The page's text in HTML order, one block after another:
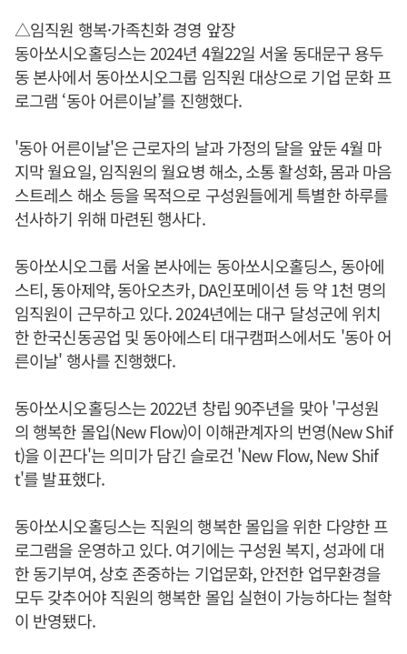
△임직원 행복·가족친화 경영 앞장
동아쏘시오홀딩스는 2024년 4월22일 서울 동대문구 용두
동 본사에서 동아쏘시오그룹 임직원 대상으로 기업 문화 프
로그램 ‘동아 어른이날’를 진행했다.
'동아 어른이날'은 근로자의 날과 가정의 달을 앞둔 4월 마
지막 월요일, 임직원의 월요병 해소, 소통 활성화, 몸과 마음
스트레스 해소 등을 목적으로 구성원들에게 특별한 하루를
선사하기 위해 마련된 행사다.
동아쏘시오그룹 서울 본사에는 동아쏘시오홀딩스, 동아에
스티, 동아제약, 동아오츠카, DA인포메이션 등 약 1천 명의
임직원이 근무하고 있다. 2024년에는 대구 달성군에 위치
한 한국신동공업 및 동아에스티 대구캠퍼스에서도 '동아 어
른이날' 행사를 진행했다.
동아쏘시오홀딩스는 2022년 창립 90주년을 맞아 '구성원
의 행복한 몰입(New Flow)이 이해관계자의 번영(New Shif
t)을 이끈다'는 의미가 담긴 슬로건 'New Flow, New Shif
t'를 발표했다.
동아쏘시오홀딩스는 직원의 행복한 몰입을 위한 다양한 프
로그램을 운영하고 있다. 여기에는 구성원 복지, 성과에 대
한 동기부여, 상호 존중하는 기업문화, 안전한 업무환경을
모두 갖추어야 직원의 행복한 몰입 실현이 가능하다는 철학
이 반영됐다.